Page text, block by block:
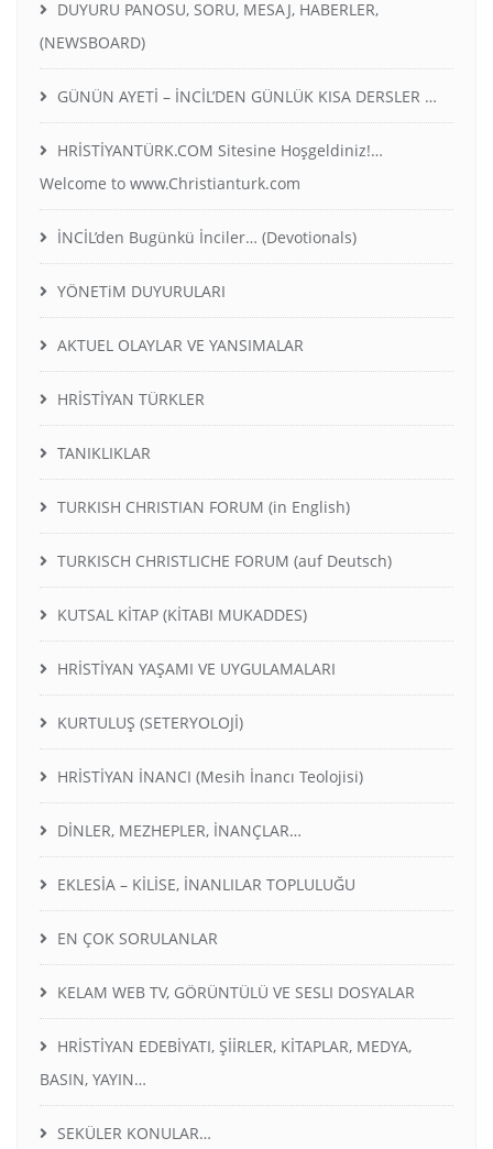
DUYURU PANOSU, SORU, MESAJ, HABERLER,
(NEWSBOARD)
GÜNÜN AYETİ – İNCİL’DEN GÜNLÜK KISA DERSLER …
HRİSTİYANTÜRK.COM Sitesine Hoşgeldiniz!…
Welcome to www.Christianturk.com
İNCİL’den Bugünkü İnciler… (Devotionals)
YÖNETiM DUYURULARI
AKTUEL OLAYLAR VE YANSIMALAR
HRİSTİYAN TÜRKLER
TANIKLIKLAR
TURKISH CHRISTIAN FORUM (in English)
TURKISCH CHRISTLICHE FORUM (auf Deutsch)
KUTSAL KİTAP (KİTABI MUKADDES)
HRİSTİYAN YAŞAMI VE UYGULAMALARI
KURTULUŞ (SETERYOLOJİ)
HRİSTİYAN İNANCI (Mesih İnancı Teolojisi)
DİNLER, MEZHEPLER, İNANÇLAR…
EKLESİA – KİLİSE, İNANLILAR TOPLULUĞU
EN ÇOK SORULANLAR
KELAM WEB TV, GÖRÜNTÜLÜ VE SESLI DOSYALAR
HRİSTİYAN EDEBİYATI, ŞİİRLER, KİTAPLAR, MEDYA,
BASIN, YAYIN…
SEKÜLER KONULAR…